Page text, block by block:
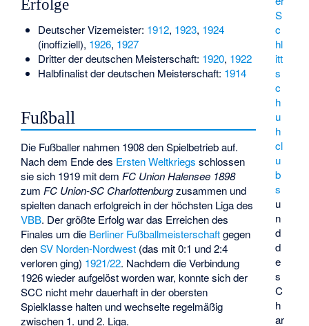
S
c
hl
itt
s
c
h
u
h
cl
u
b
s
u
n
d
d
e
s
C
h
ar
Erfolge
Deutscher Vizemeister: 1912, 1923, 1924
(inoffiziell), 1926, 1927
Dritter der deutschen Meisterschaft: 1920, 1922
Halbfinalist der deutschen Meisterschaft: 1914
Fußball
Die Fußballer nahmen 1908 den Spielbetrieb auf.
Nach dem Ende des Ersten Weltkriegs schlossen
sie sich 1919 mit demFC Union Halensee 1898
zumFC Union-SC Charlottenburgzusammen und
spielten danach erfolgreich in der höchsten Liga des
VBB. Der größte Erfolg war das Erreichen des
Finales um die Berliner Fußballmeisterschaftgegen
denSV Norden-Nordwest (das mit 0:1 und 2:4
verloren ging) 1921/22. Nachdem die Verbindung
1926 wieder aufgelöst worden war, konnte sich der
SCC nicht mehr dauerhaft in der obersten
Spielklasse halten und wechselte regelmäßig
zwischen 1. und 2. Liga.